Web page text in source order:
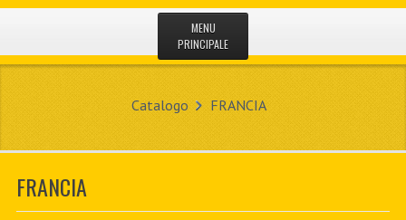
MENU
PRINCIPALE
IL MIO CONTO
Catalogo FRANCIA
FRANCIA